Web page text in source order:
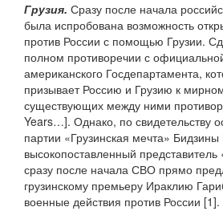
Грузия. Сразу после начала
была испробована возможность
против России с помощью Грузии.
полном противоречии с
американского Госдепартамента,
призывает Россию и Грузию к
существующих между ними
Years…]. Однако, по свидетельству
партии «Грузинская мечта»
высокопоставленный представитель
сразу после начала СВО прямо
грузинскому премьеру Ираклию
военные действия против России [1].